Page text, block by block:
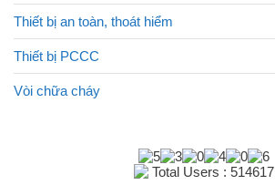
Thiết bị an toàn, thoát hiểm
Thiết bị PCCC
Vòi chữa cháy
Total Users : 514617